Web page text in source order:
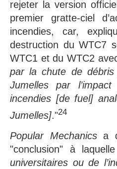
rejeter la version
premier gratte-ciel
incendies, car,
destruction du WTC7
WTC1 et du WTC2
par la chute de débris
Jumelles par
incendies [de fuel]
Jumelles]."24
Popular Mechanicsa
"conclusion" à
universitaires ou de